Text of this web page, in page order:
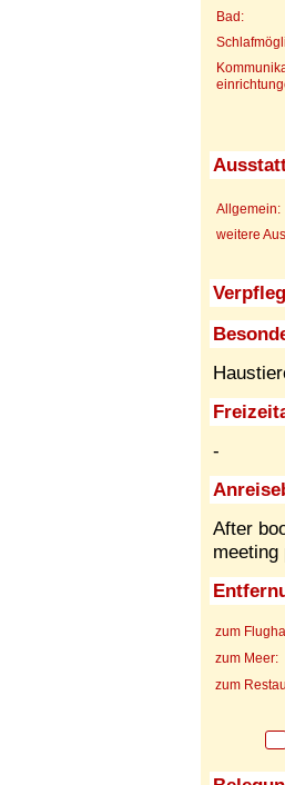
Bad:
Allgemein:
weitere
-
After
meeting
zum
zum Meer:
zum